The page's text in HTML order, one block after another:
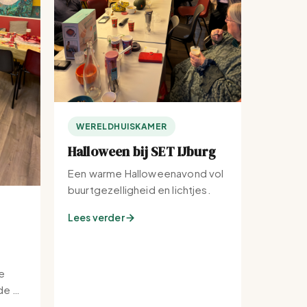
bij
WERELDHUISKAMER
Halloween bij SET IJburg
Een warme Halloweenavond vol
buurtgezelligheid en lichtjes.
Lees verder